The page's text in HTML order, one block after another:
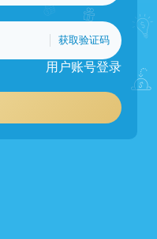
获取验证码
用户账号登录